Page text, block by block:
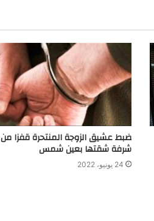
ضبط عشيق الزوجة المنتحرة قفزا من
شرفة شقتها بعين شمس
24 يونيو، 2022